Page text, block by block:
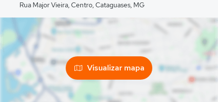
Rua Major Vieira, Centro, Cataguases, MG
Visualizar mapa